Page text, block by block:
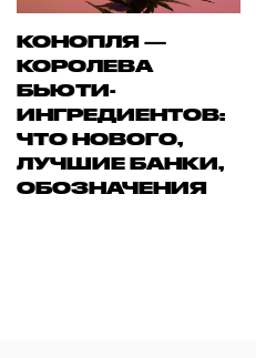
КОНОПЛЯ —
КОРОЛЕВА
БЬЮТИ-
ИНГРЕДИЕНТОВ:
ЧТО НОВОГО,
ЛУЧШИЕ БАНКИ,
ОБОЗНАЧЕНИЯ